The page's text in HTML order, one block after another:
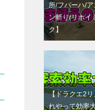
所/フバーハ/
ン斬り/リホイ
ク】
【ドラクエ2リ
れやって効率